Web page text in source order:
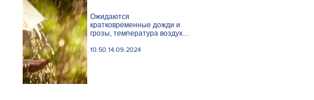
Ожидаются
кратковременные дожди и
грозы, температура воздуха
10.50.14.09.2024